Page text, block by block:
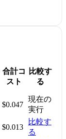
合計コ
スト
比較す
る
$0.047
現在の
実行
$0.013
比較す
る